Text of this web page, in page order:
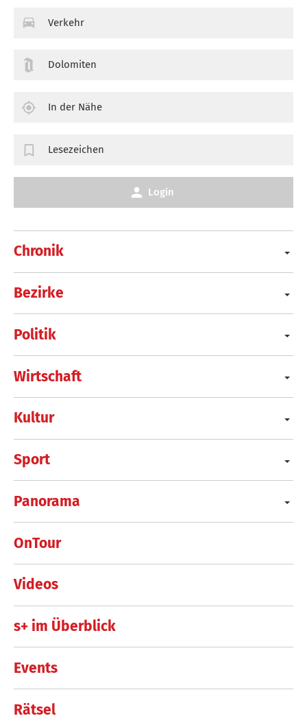
Chronik
Bezirke
Politik
Wirtschaft
Kultur
Sport
Panorama
OnTour
Videos
s+ im Überblick
Events
Rätsel
Verkehr
Dolomiten
In der Nähe
Lesezeichen
Login